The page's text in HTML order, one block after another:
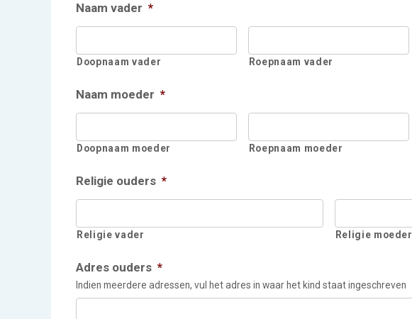
Naam vader *
Doopnaam vader Roepnaam vader
Naam moeder *
Doopnaam moeder Roepnaam moeder
Religie ouders *
Religie vader Religie moeder
Adres ouders *
Indien meerdere adressen, vul het adres in waar het kind staat ingeschreven